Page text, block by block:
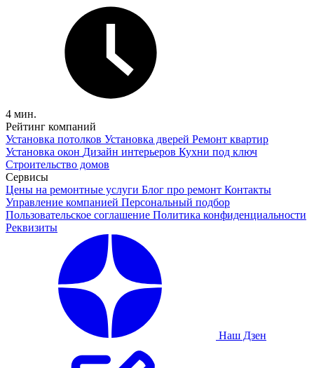
4 мин.
Рейтинг компаний
Установка потолков Установка дверей Ремонт квартир
Установка окон Дизайн интерьеров Кухни под ключ
Строительство домов
Сервисы
Цены на ремонтные услуги Блог про ремонт Контакты
Управление компанией Персональный подбор
Пользовательское соглашение Политика конфиденциальности
Реквизиты
Наш Дзен